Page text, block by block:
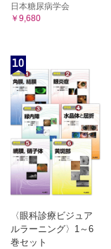
日本糖尿病学会
￥9,680
10
〈眼科診療ビジュア
ルラーニング〉1～6
巻セット